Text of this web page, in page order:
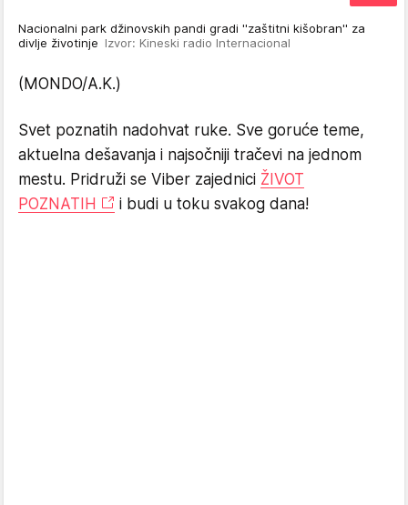
Nacionalni park džinovskih pandi gradi ''zaštitni kišobran'' za
divlje životinje Izvor: Kineski radio Internacional
(MONDO/A.K.)
Svet poznatih nadohvat ruke. Sve goruće teme,
aktuelna dešavanja i najsočniji tračevi na jednom
mestu. Pridruži se Viber zajednici ŽIVOT
POZNATIH
i budi u toku svakog dana!